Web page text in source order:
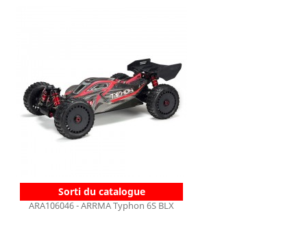
Sorti du catalogue
ARA106046 - ARRMA Typhon 6S BLX